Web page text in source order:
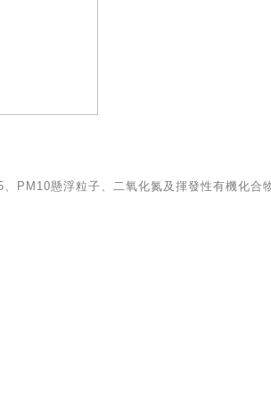
PM10懸浮粒子、二氧化氮及揮發性有機化合